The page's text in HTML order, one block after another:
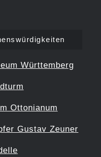
Württemberg
Ottonianum
Gustav Zeuner